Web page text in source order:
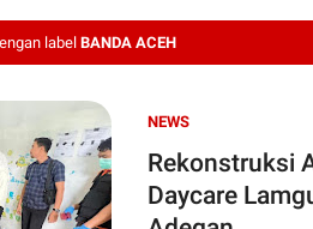
label BANDA ACEH
NEWS
Rekonstruksi
Daycare